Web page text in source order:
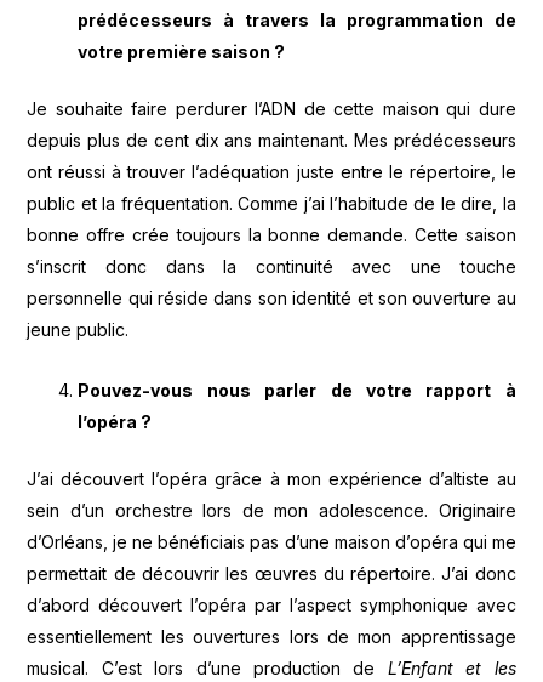
prédécesseurs à travers la programmation de
votre première saison ?
Je souhaite faire perdurer l’ADN de cette maison qui dure
depuis plus de cent dix ans maintenant. Mes prédécesseurs
ont réussi à trouver l’adéquation juste entre le répertoire, le
public et la fréquentation. Comme j’ai l’habitude de le dire, la
bonne offre crée toujours la bonne demande. Cette saison
s’inscrit donc dans la continuité avec une touche
personnelle qui réside dans son identité et son ouverture au
jeune public.
Pouvez-vous nous parler de votre rapport à
l’opéra ?
J’ai découvert l’opéra grâce à mon expérience d’altiste au
sein d’un orchestre lors de mon adolescence. Originaire
d’Orléans, je ne bénéficiais pas d’une maison d’opéra qui me
permettait de découvrir les œuvres du répertoire. J’ai donc
d’abord découvert l’opéra par l’aspect symphonique avec
essentiellement les ouvertures lors de mon apprentissage
musical. C’est lors d’une production de L’Enfant et les